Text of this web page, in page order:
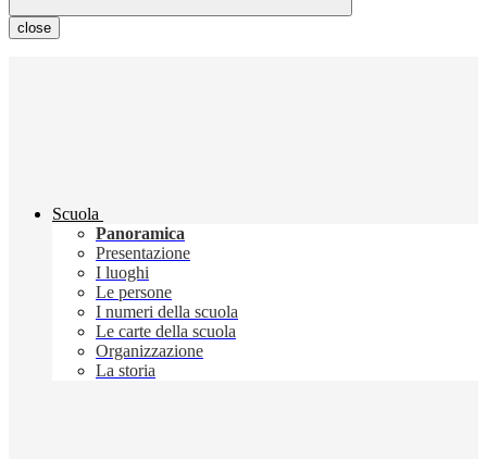
close
Scuola
Panoramica
Presentazione
I luoghi
Le persone
I numeri della scuola
Le carte della scuola
Organizzazione
La storia